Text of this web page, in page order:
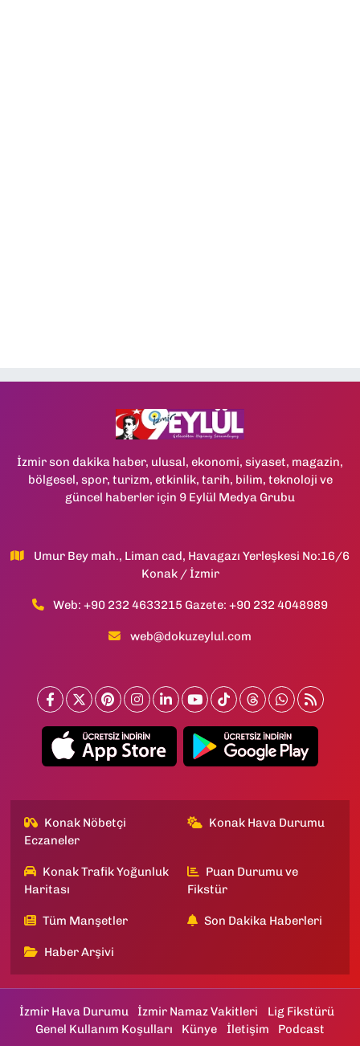
İzmir son dakika haber, ulusal, ekonomi, siyaset, magazin,
bölgesel, spor, turizm, etkinlik, tarih, bilim, teknoloji ve
güncel haberler için 9 Eylül Medya Grubu
Umur Bey mah., Liman cad, Havagazı Yerleşkesi No:16/6
Konak / İzmir
Web: +90 232 4633215 Gazete: +90 232 4048989
web@dokuzeylul.com
Konak Nöbetçi
Eczaneler
Konak Hava Durumu
Konak Trafik Yoğunluk
Haritası
Puan Durumu ve
Fikstür
Tüm Manşetler Son Dakika Haberleri
Haber Arşivi
İzmir Hava Durumu İzmir Namaz Vakitleri
Lig Fikstürü
Genel Kullanım Koşulları
Künye İletişim Podcast